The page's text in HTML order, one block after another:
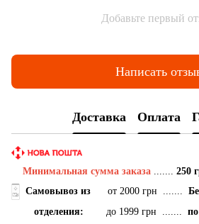
Добавьте первый
Написать
Доставка Оплата
Минимальная сумма заказа ....... 250
Самовывоз из от 2000 грн .......
отделения: до 1999 грн .......